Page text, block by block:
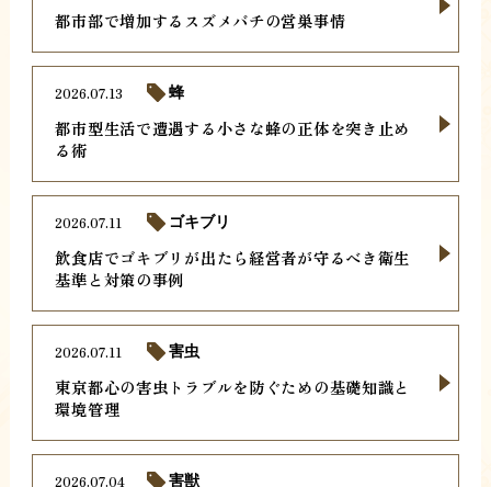
都市部で増加するスズメバチの営巣事情
都市型生活で遭遇する小さな蜂の正体を突き止め
る術
2026.07.13 蜂
飲食店でゴキブリが出たら経営者が守るべき衛生
基準と対策の事例
2026.07.11 ゴキブリ
東京都心の害虫トラブルを防ぐための基礎知識と
環境管理
2026.07.11 害虫
2026.07.04 害獣